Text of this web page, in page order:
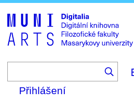
to
main
content
Přihlášení